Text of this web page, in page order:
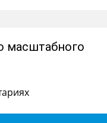
масштабного